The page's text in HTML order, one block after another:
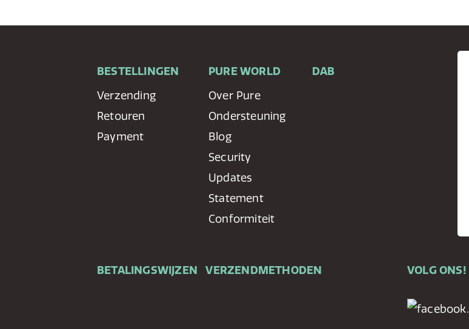
BESTELLINGEN
Verzending
Retouren
Payment
PURE WORLD
Over Pure
Ondersteuning
Blog
Security
Updates
Statement
Conformiteit
DAB
BETALINGSWIJZEN VERZENDMETHODEN VOLG ONS!